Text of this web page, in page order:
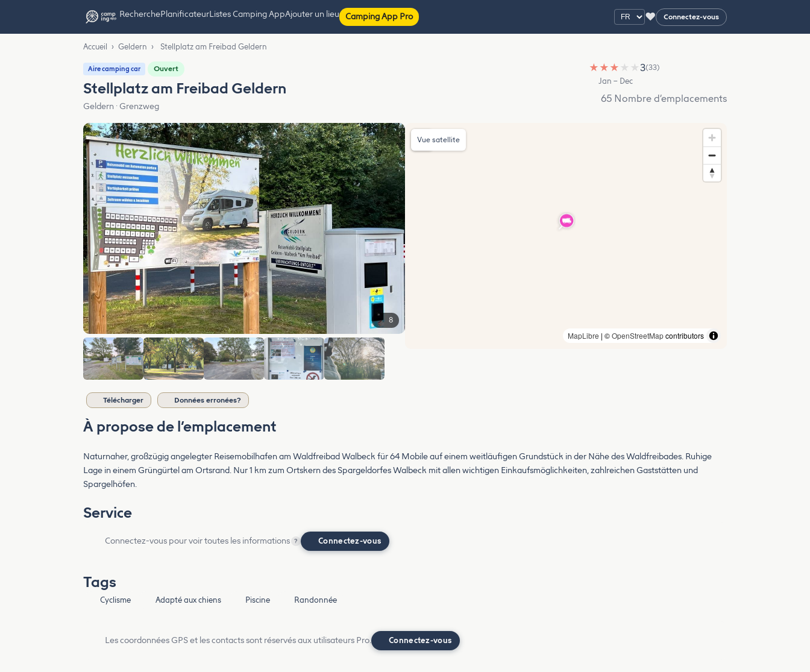
RecherchePlanificateurListes Camping AppAjouter un lieu Camping App Pro ♥ Connectez-vous
Accueil › Geldern › Stellplatz am Freibad Geldern
Aire camping car Ouvert
Stellplatz am Freibad Geldern
Geldern · Grenzweg
★ ★ ★ ★ ★3(33)
Jan – Dec
65 Nombre d’emplacements
8
MapLibre | ©OpenStreetMapcontributors
Vue satellite
Télécharger Données erronées?
À propose de l’emplacement
Naturnaher, großzügig angelegter Reisemobilhafen am Waldfreibad Walbeck für 64 Mobile auf einem weitläufigen Grundstück in der Nähe des Waldfreibades. Ruhige
Lage in einem Grüngürtel am Ortsrand. Nur 1 km zum Ortskern des Spargeldorfes Walbeck mit allen wichtigen Einkaufsmöglichkeiten, zahlreichen Gaststätten und
Spargelhöfen.
Service
Connectez-vous pour voir toutes les informations ? Connectez-vous
Tags
Cyclisme Adapté aux chiens Piscine Randonnée
Les coordonnées GPS et les contacts sont réservés aux utilisateurs Pro. Connectez-vous